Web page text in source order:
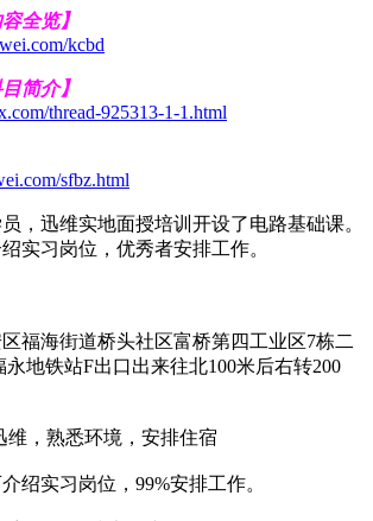
全览】
kcbd
简介】
thread-925313-1-1.html
sfbz.html
，迅维实地面授培训开设了电路基础课。
实习岗位，优秀者安排工作。
福海街道桥头社区富桥第四工业区7栋二
地铁站F出口出来往北100米后右转200
维，熟悉环境，安排住宿
绍实习岗位，99%安排工作。